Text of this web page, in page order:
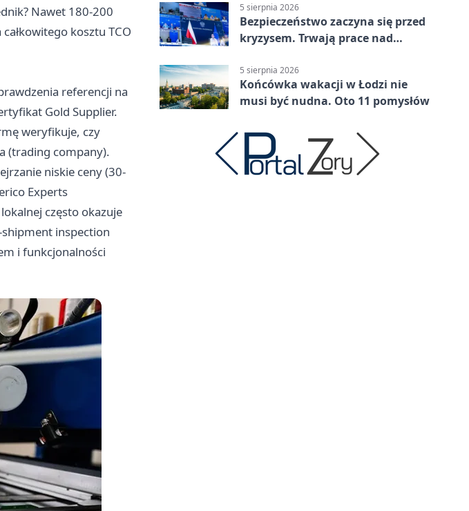
Nawet 180-200
kosztu TCO
referencji na
Gold Supplier.
weryfikuje, czy
(trading company).
niskie ceny (30-
Experts
często okazuje
inspection
i funkcjonalności
5 sierpnia 2026
Bezpieczeństwo zaczyna się przed
kryzysem. Trwają prace nad
5 sierpnia 2026
Końcówka wakacji w Łodzi nie
musi być nudna. Oto 11 pomysłów